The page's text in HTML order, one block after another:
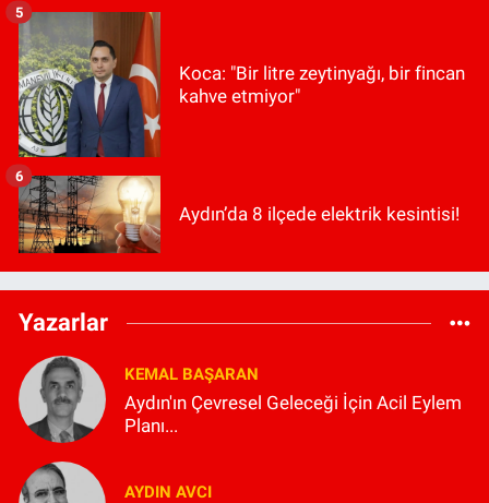
Koca: "Bir litre zeytinyağı, bir fincan
kahve etmiyor"
5
Aydın’da 8 ilçede elektrik kesintisi!
6
Yazarlar
KEMAL BAŞARAN
Aydın'ın Çevresel Geleceği İçin Acil Eylem
Planı...
AYDIN AVCI